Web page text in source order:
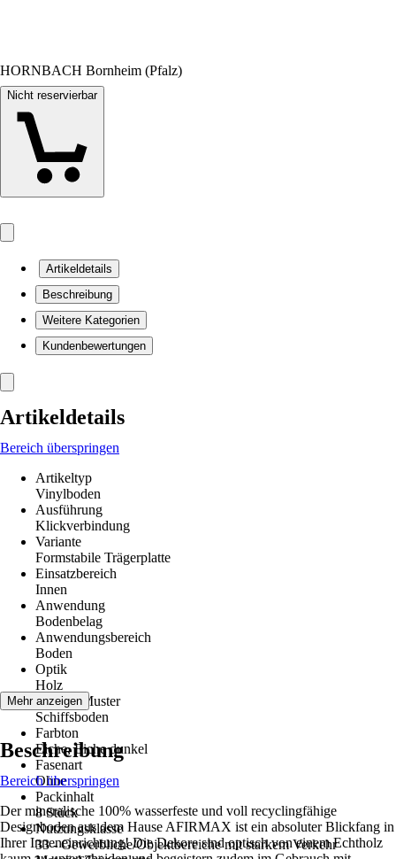
HORNBACH Bornheim (Pfalz)
Nicht reservierbar
Artikeldetails
Beschreibung
Weitere Kategorien
Kundenbewertungen
Artikeldetails
Bereich überspringen
Artikeltyp
Vinylboden
Ausführung
Klickverbindung
Variante
Formstabile Trägerplatte
Einsatzbereich
Innen
Anwendung
Bodenbelag
Anwendungsbereich
Boden
Optik
Holz
Dekor / Muster
Schiffsboden
Farbton
Eiche, Eiche dunkel
Fasenart
Ohne
Packinhalt
8 Stück
Nutzungsklasse
33 - Gewerbliche/Objektbereiche mit starkem Verkehr
Mehr anzeigen
Beschreibung
Bereich überspringen
Der mineralische 100% wasserfeste und voll recyclingfähige
Designboden aus dem Hause AFIRMAX ist ein absoluter Blickfang in
Ihrer Inneneinrichtung! Die Dekore sind optisch von einem Echtholz